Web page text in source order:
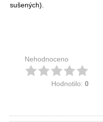
sušených).
Nehodnoceno
Hodnotilo: 0